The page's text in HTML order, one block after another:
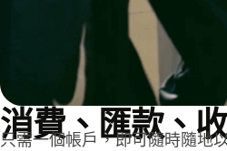
消費、匯款、
只需一個帳戶，即可隨時隨地